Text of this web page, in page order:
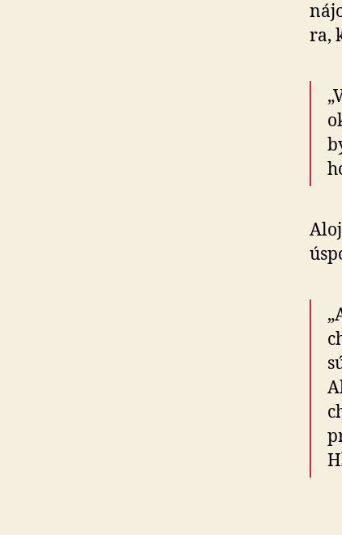
ra,